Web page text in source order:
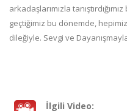
arkadaşlarımızla
geçtiğimiz bu dönemde,
dileğiyle. Sevgi ve
İlgili Video: